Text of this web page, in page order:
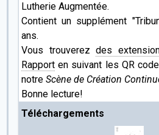
Lutherie Augmentée.
Contient un supplément
ans.
Vous trouverezdes
Rapport en suivant les QR
notre Scène de Création
Bonne lecture!
Téléchargements